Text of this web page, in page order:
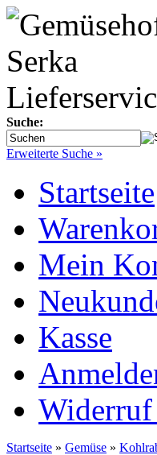
Suche:
Erweiterte Suche »
Startseite
Mein
Kasse
Startseite » Gemüse »